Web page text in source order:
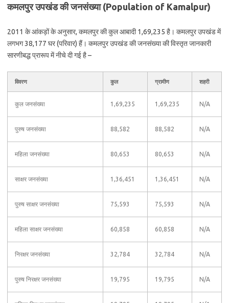
कमलपुर उपखंड की जनसंख्या (Population of Kamalpur)
2011 के आंकड़ों के अनुसार, कमलपुर की कुल आबादी 1,69,235 है। कमलपुर उपखंड में
लगभग 38,177 घर (परिवार) हैं। कमलपुर उपखंड की जनसंख्या की विस्तृत जानकारी
सारणीबद्ध प्रारूप में नीचे दी गई है –
विवरण कुल ग्रामीण शहरी
कुल जनसंख्या 1,69,235 1,69,235 N/A
पुरुष जनसंख्या 88,582 88,582 N/A
महिला जनसंख्या 80,653 80,653 N/A
साक्षर जनसंख्या 1,36,451 1,36,451 N/A
पुरुष साक्षर जनसंख्या 75,593 75,593 N/A
महिला साक्षर जनसंख्या 60,858 60,858 N/A
निरक्षर जनसंख्या 32,784 32,784 N/A
पुरुष निरक्षर जनसंख्या 19,795 19,795 N/A